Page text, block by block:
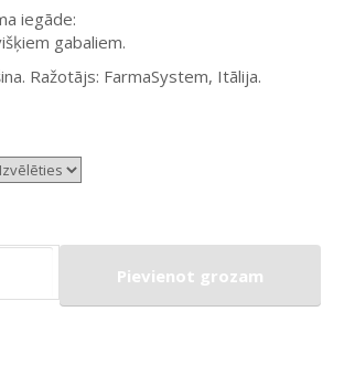
iegāde:
gabaliem.
Ražotājs: FarmaSystem, Itālija.
Pievienot grozam